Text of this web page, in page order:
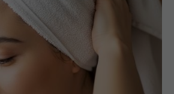
poate afecta sănătatea
dermatologii despre prosopul